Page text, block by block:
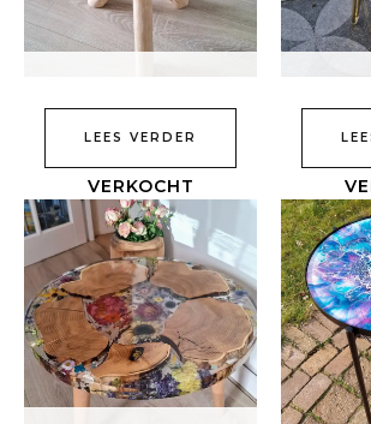
LEES VERDER